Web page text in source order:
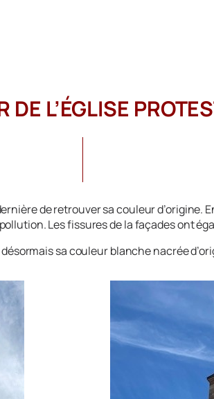
DE L’ÉGLISE
de retrouver sa couleur
Les fissures de la façades ont
désormais sa couleur blanche nacrée